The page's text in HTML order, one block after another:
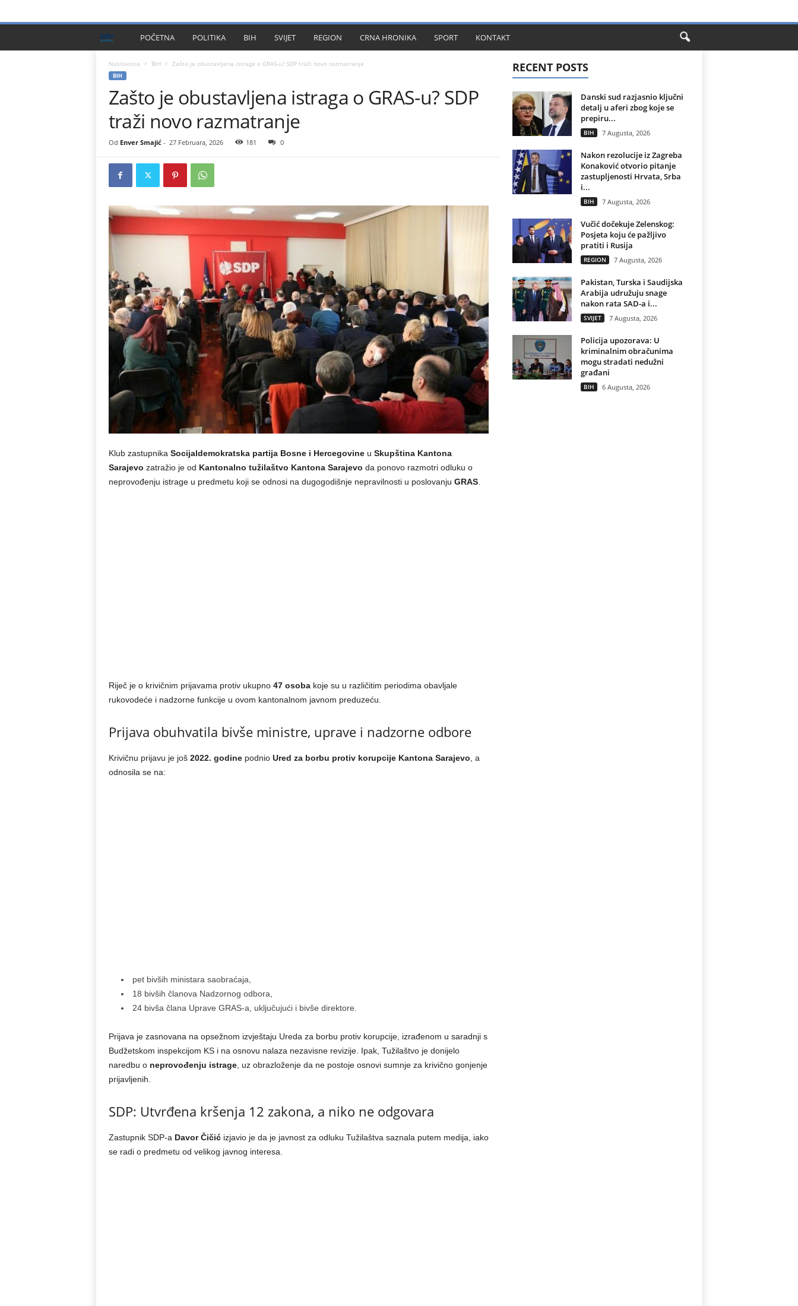
I
H
P
l
u
POČETNA POLITIKA BIH SVIJET REGION CRNA HRONIKA SPORT KONTAKT
Naslovnica BIH Zašto je obustavljena istraga o GRAS-u? SDP traži novo razmatranje
BIH
Zašto je obustavljena istraga o GRAS-u? SDP
traži novo razmatranje
Od Enver Smajić- 27 Februara, 2026 181 0
Klub zastupnika Socijaldemokratska partija Bosne i Hercegovineu Skupština Kantona
Sarajevo zatražio je od Kantonalno tužilaštvo Kantona Sarajevo da ponovo razmotri odluku o
neprovođenju istrage u predmetu koji se odnosi na dugogodišnje nepravilnosti u poslovanju GRAS.
Riječ je o krivičnim prijavama protiv ukupno 47 osobakoje su u različitim periodima obavljale
rukovodeće i nadzorne funkcije u ovom kantonalnom javnom preduzeću.
Prijava obuhvatila bivše ministre, uprave i nadzorne odbore
Krivičnu prijavu je još 2022. godinepodnio Ured za borbu protiv korupcije Kantona Sarajevo , a
odnosila se na:
pet bivših ministara saobraćaja,
18 bivših članova Nadzornog odbora,
24 bivša člana Uprave GRAS-a, uključujući i bivše direktore.
Prijava je zasnovana na opsežnom izvještaju Ureda za borbu protiv korupcije, izrađenom u saradnji s
Budžetskom inspekcijom KS i na osnovu nalaza nezavisne revizije. Ipak, Tužilaštvo je donijelo
naredbu o neprovođenju istrage, uz obrazloženje da ne postoje osnovi sumnje za krivično gonjenje
prijavljenih.
SDP: Utvrđena kršenja 12 zakona, a niko ne odgovara
Zastupnik SDP-a Davor Čičićizjavio je da je javnost za odluku Tužilaštva saznala putem medija, iako
se radi o predmetu od velikog javnog interesa.
RECENT POSTS
Danski sud razjasnio ključni
detalj u aferi zbog koje se
prepiru...
BIH 7 Augusta, 2026
Nakon rezolucije iz Zagreba
Konaković otvorio pitanje
zastupljenosti Hrvata, Srba
i...
BIH 7 Augusta, 2026
Vučić dočekuje Zelenskog:
Posjeta koju će pažljivo
pratiti i Rusija
REGION 7 Augusta, 2026
Pakistan, Turska i Saudijska
Arabija udružuju snage
nakon rata SAD-a i...
SVIJET 7 Augusta, 2026
Policija upozorava: U
kriminalnim obračunima
mogu stradati nedužni
građani
BIH 6 Augusta, 2026